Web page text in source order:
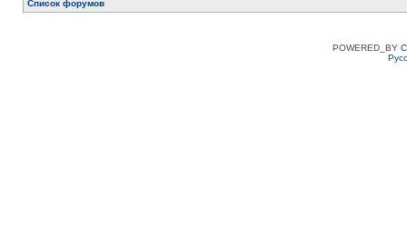
Список форумов
POWERED_BY